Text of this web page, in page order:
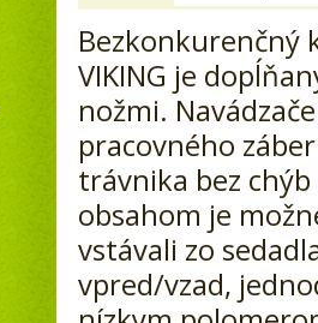
Bezkonkurenčný
VIKING je
nožmi.
pracovného
trávnika bez
obsahom je
vstávali zo
vpred/vzad,